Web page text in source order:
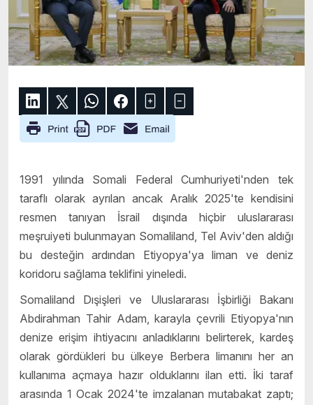
1991 yılında Somali Federal Cumhuriyeti'nden tek
taraflı olarak ayrılan ancak Aralık 2025'te kendisini
resmen tanıyan İsrail dışında hiçbir uluslararası
meşruiyeti bulunmayan Somaliland, Tel Aviv'den aldığı
bu desteğin ardından Etiyopya'ya liman ve deniz
koridoru sağlama teklifini yineledi.
Somaliland Dışişleri ve Uluslararası İşbirliği Bakanı
Abdirahman Tahir Adam, karayla çevrili Etiyopya'nın
denize erişim ihtiyacını anladıklarını belirterek, kardeş
olarak gördükleri bu ülkeye Berbera limanını her an
kullanıma açmaya hazır olduklarını ilan etti. İki taraf
arasında 1 Ocak 2024'te imzalanan mutabakat zaptı;